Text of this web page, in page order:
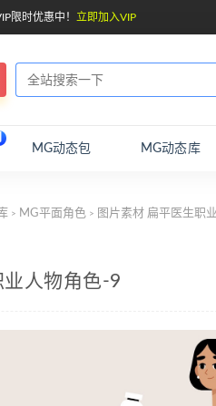
限时优惠中！ 立即加入VIP
MG动态包 MG动态库
> MG平面角色 > 图片素材 扁平医生职
业人物角色-9